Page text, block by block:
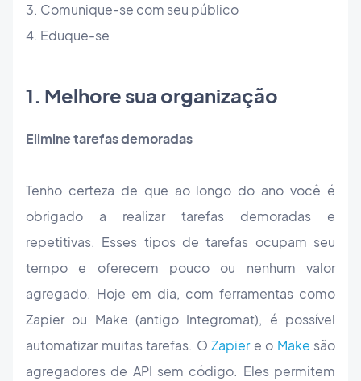
3. Comunique-se com seu público
4. Eduque-se
1. Melhore sua organização
Elimine tarefas demoradas
Tenho certeza de que ao longo do ano você é
obrigado a realizar tarefas demoradas e
repetitivas. Esses tipos de tarefas ocupam seu
tempo e oferecem pouco ou nenhum valor
agregado. Hoje em dia, com ferramentas como
Zapier ou Make (antigo Integromat), é possível
automatizar muitas tarefas. O Zapiere o Make são
agregadores de API sem código. Eles permitem